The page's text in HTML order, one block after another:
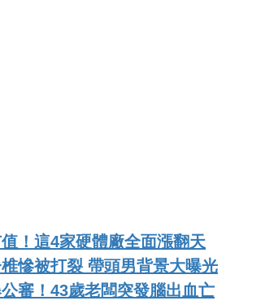
！這4家硬體廠全面漲翻天
慘被打裂 帶頭男背景大曝光
審！43歲老闆突發腦出血亡